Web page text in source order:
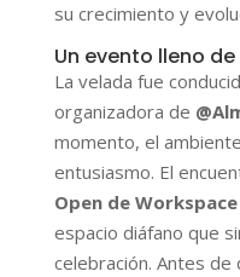
su crecimiento y
Un evento lleno
La velada fue
organizadora de
momento, el
entusiasmo. El
Open de
espacio diáfano que
celebración. Antes